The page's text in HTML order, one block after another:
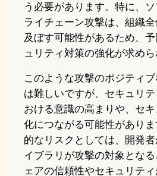
う必要があります。特に、
ライチェーン攻撃は、組織
及ぼす可能性があるため、
ュリティ対策の強化が求めら
このような攻撃のポジティ
は難しいですが、セキュリ
おける意識の高まりや、セ
化につながる可能性があり
的なリスクとしては、開発
イブラリが攻撃の対象とな
ェアの信頼性やセキュリテ